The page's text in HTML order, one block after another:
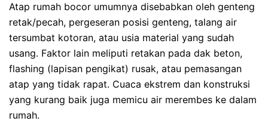
Atap rumah bocor umumnya disebabkan oleh genteng
retak/pecah, pergeseran posisi genteng, talang air
tersumbat kotoran, atau usia material yang sudah
usang. Faktor lain meliputi retakan pada dak beton,
flashing (lapisan pengikat) rusak, atau pemasangan
atap yang tidak rapat. Cuaca ekstrem dan konstruksi
yang kurang baik juga memicu air merembes ke dalam
rumah.